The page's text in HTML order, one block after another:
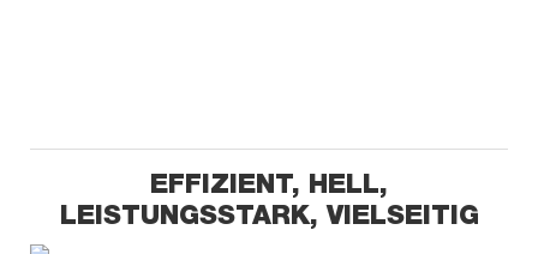
EFFIZIENT, HELL,
LEISTUNGSSTARK, VIELSEITIG